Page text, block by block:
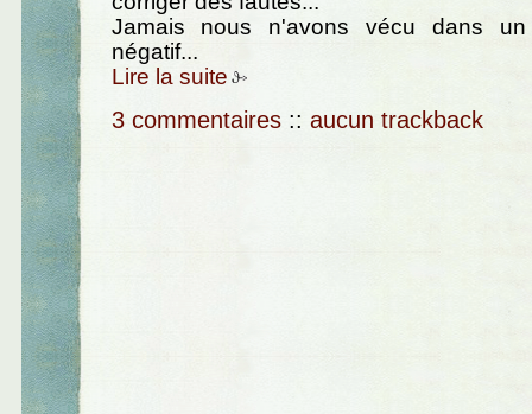
Jamais nous n'avons vécu dans
négatif...
Lire la suite
3 commentaires :: aucun trackback